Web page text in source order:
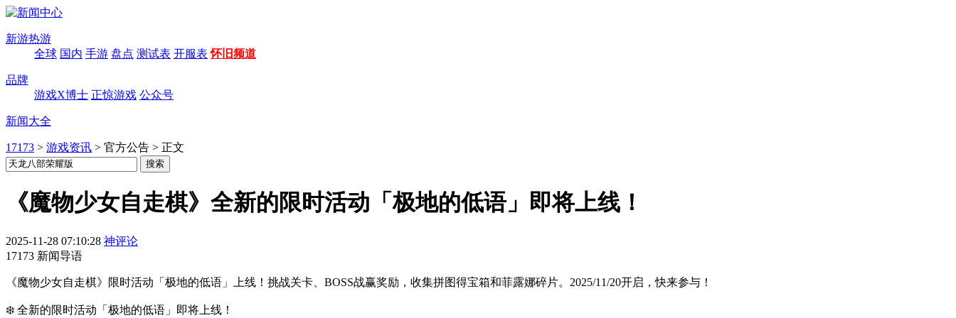
新游热游
全球 国内 手游 盘点 测试表 开服表 怀旧频道
品牌
游戏X博士 正惊游戏 公众号
新闻大全
17173 > 游戏资讯 > 官方公告 > 正文
《魔物少女自走棋》全新的限时活动「极地的低语」即将上线！
2025-11-28 07:10:28 神评论
17173 新闻导语
《魔物少女自走棋》限时活动「极地的低语」上线！挑战关卡、BOSS战赢奖励，收集拼图得宝箱和菲露娜碎片。2025/11/20开启，快来参与！
❄️ 全新的限时活动「极地的低语」即将上线！